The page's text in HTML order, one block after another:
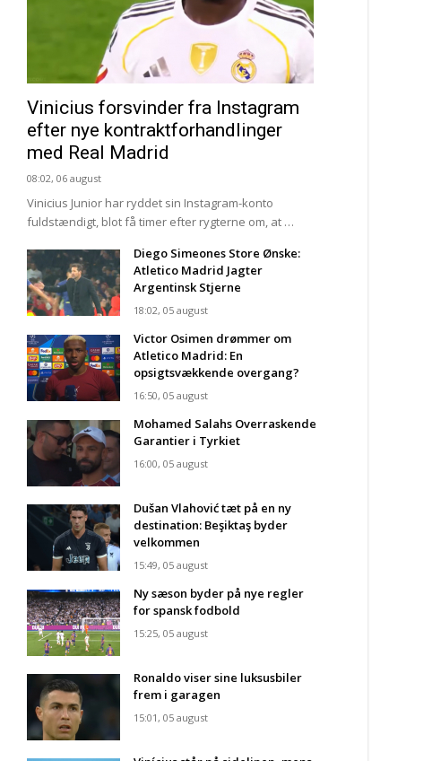
Vinicius forsvinder fra Instagram
efter nye kontraktforhandlinger
med Real Madrid
08:02, 06 august
Vinicius Junior har ryddet sin Instagram-konto
fuldstændigt, blot få timer efter rygterne om, at …
Diego Simeones Store Ønske:
Atletico Madrid Jagter
Argentinsk Stjerne
18:02, 05 august
Victor Osimen drømmer om
Atletico Madrid: En
opsigtsvækkende overgang?
16:50, 05 august
Mohamed Salahs Overraskende
Garantier i Tyrkiet
16:00, 05 august
Dušan Vlahović tæt på en ny
destination: Beşiktaş byder
velkommen
15:49, 05 august
Ny sæson byder på nye regler
for spansk fodbold
15:25, 05 august
Ronaldo viser sine luksusbiler
frem i garagen
15:01, 05 august